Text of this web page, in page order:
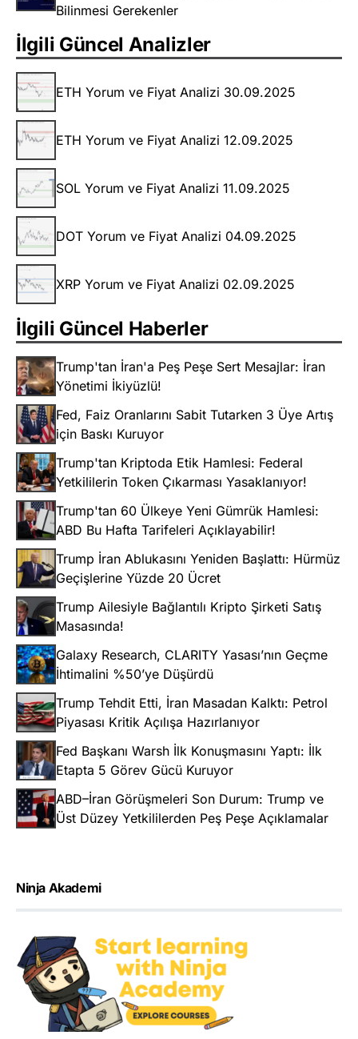
Bilinmesi Gerekenler
İlgili Güncel Analizler
ETH Yorum ve Fiyat Analizi 30.09.2025
ETH Yorum ve Fiyat Analizi 12.09.2025
SOL Yorum ve Fiyat Analizi 11.09.2025
DOT Yorum ve Fiyat Analizi 04.09.2025
XRP Yorum ve Fiyat Analizi 02.09.2025
İlgili Güncel Haberler
Trump'tan İran'a Peş Peşe Sert Mesajlar: İran
Yönetimi İkiyüzlü!
Fed, Faiz Oranlarını Sabit Tutarken 3 Üye Artış
için Baskı Kuruyor
Trump'tan Kriptoda Etik Hamlesi: Federal
Yetkililerin Token Çıkarması Yasaklanıyor!
Trump'tan 60 Ülkeye Yeni Gümrük Hamlesi:
ABD Bu Hafta Tarifeleri Açıklayabilir!
Trump İran Ablukasını Yeniden Başlattı: Hürmüz
Geçişlerine Yüzde 20 Ücret
Trump Ailesiyle Bağlantılı Kripto Şirketi Satış
Masasında!
Galaxy Research, CLARITY Yasası’nın Geçme
İhtimalini %50’ye Düşürdü
Trump Tehdit Etti, İran Masadan Kalktı: Petrol
Piyasası Kritik Açılışa Hazırlanıyor
Fed Başkanı Warsh İlk Konuşmasını Yaptı: İlk
Etapta 5 Görev Gücü Kuruyor
ABD–İran Görüşmeleri Son Durum: Trump ve
Üst Düzey Yetkililerden Peş Peşe Açıklamalar
Ninja Akademi